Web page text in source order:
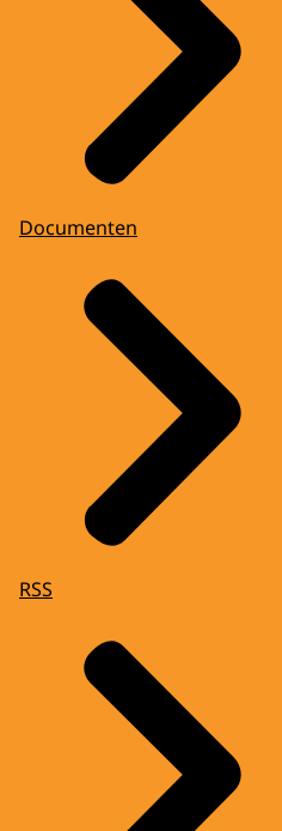
Documenten
RSS